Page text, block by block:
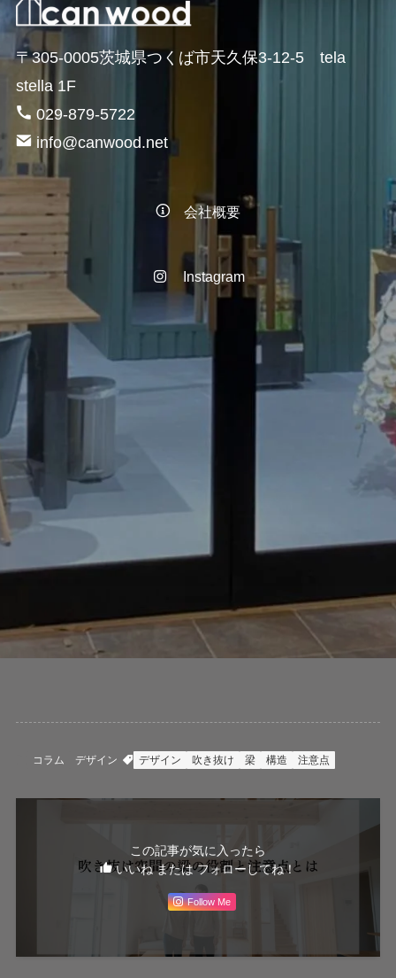
〒305-0005茨城県つくば市天久保3-12-5 tela
stella 1F
029-879-5722
info@canwood.net
会社概要
Instagram
コラム デザイン デザイン 吹き抜け 梁 構造 注意点
この記事が気に入ったら
いいね または フォローしてね！
Follow Me